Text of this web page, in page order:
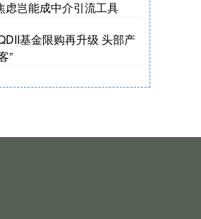
虑岂能成中介引流工具
基金限购再升级 头部产
”